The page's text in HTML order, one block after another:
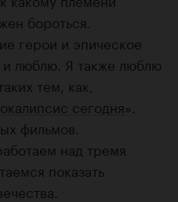
бороться.
герои и эпическое
и люблю. Я также люблю
тем, как,
сегодня».
фильмов.
над тремя
показать